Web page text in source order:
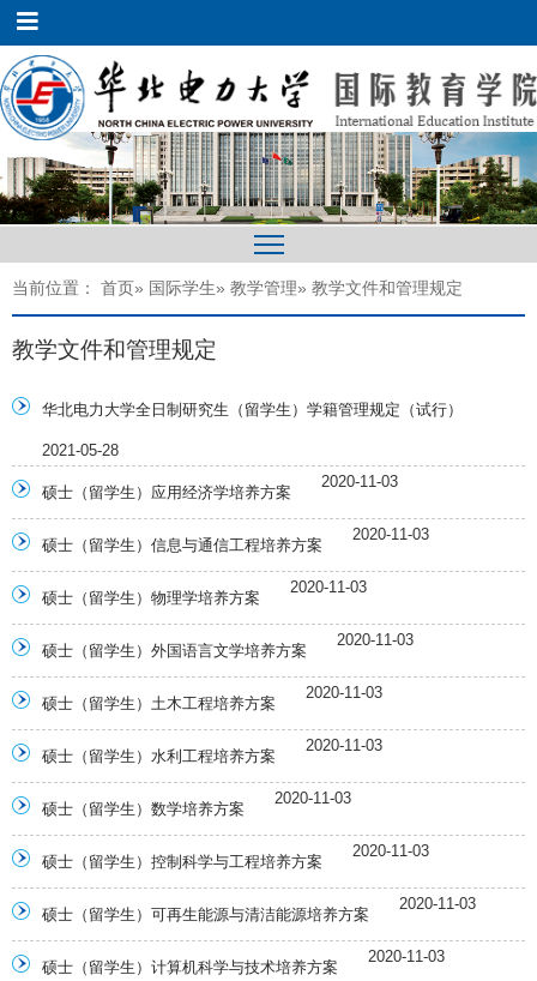
当前位置： 首页» 国际学生» 教学管理» 教学文件和管理规定
教学文件和管理规定
华北电力大学全日制研究生（留学生）学籍管理规定（试行）
2021-05-28
硕士（留学生）应用经济学培养方案
2020-11-03
硕士（留学生）信息与通信工程培养方案
2020-11-03
硕士（留学生）物理学培养方案
2020-11-03
硕士（留学生）外国语言文学培养方案
2020-11-03
硕士（留学生）土木工程培养方案
2020-11-03
硕士（留学生）水利工程培养方案
2020-11-03
硕士（留学生）数学培养方案
2020-11-03
硕士（留学生）控制科学与工程培养方案
2020-11-03
硕士（留学生）可再生能源与清洁能源培养方案
2020-11-03
硕士（留学生）计算机科学与技术培养方案
2020-11-03